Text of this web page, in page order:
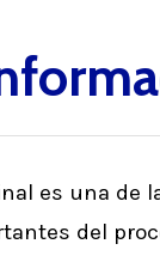
es una de
del